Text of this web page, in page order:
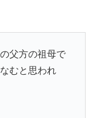
父方の祖母で
むと思われ